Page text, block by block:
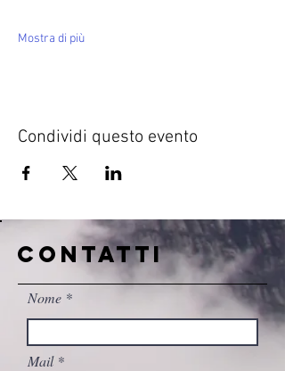
Mostra di più
Condividi questo evento
CONTATTI
Nome
Mail